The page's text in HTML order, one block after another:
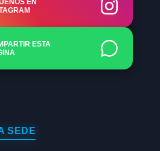
EN
ESTA
SEDE